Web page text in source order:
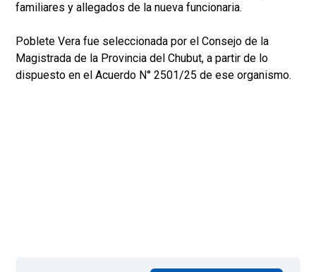
familiares y allegados de la nueva funcionaria.
Poblete Vera fue seleccionada por el Consejo de la
Magistrada de la Provincia del Chubut, a partir de lo
dispuesto en el Acuerdo N° 2501/25 de ese organismo.